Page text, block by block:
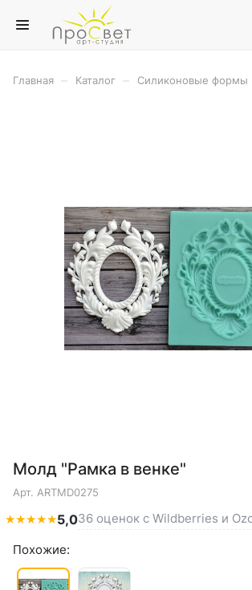
Главная Каталог Силиконовые
Молд "Рамка в венке"
Арт. ARTMD0275
★★★★★5,036 оценок с Wildberries и
Похожие: